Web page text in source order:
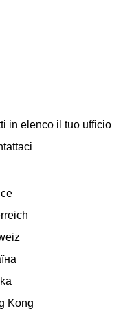
in elenco il tuo ufficio
Kong